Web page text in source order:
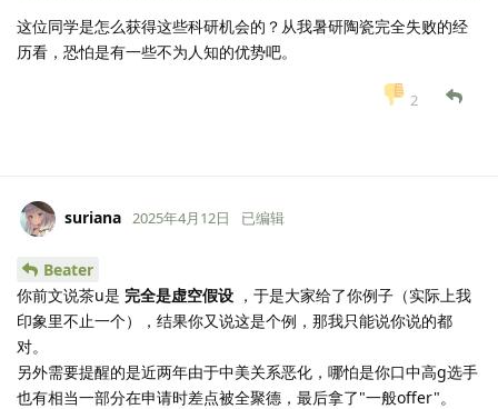
这位同学是怎么获得这些科研机会的？从我暑研陶瓷完全失败的经
历看，恐怕是有一些不为人知的优势吧。
2
suriana 2025年4月12日 已编辑
Beater
你前文说茶u是 完全是虚空假设 ，于是大家给了你例子（实际上我
印象里不止一个），结果你又说这是个例，那我只能说你说的都
对。
另外需要提醒的是近两年由于中美关系恶化，哪怕是你口中高g选手
也有相当一部分在申请时差点被全聚德，最后拿了"一般offer"。